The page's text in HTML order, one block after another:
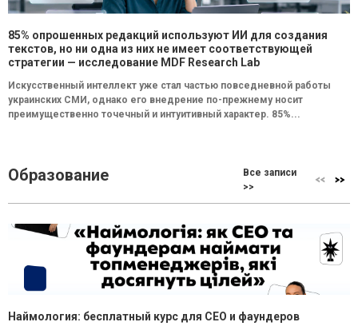
85% опрошенных редакций используют ИИ для создания
текстов, но ни одна из них не имеет соответствующей
стратегии — исследование MDF Research Lab
Искусственный интеллект уже стал частью повседневной работы
украинских СМИ, однако его внедрение по-прежнему носит
преимущественно точечный и интуитивный характер. 85%...
Образование
Все записи
>>
Наймология: бесплатный курс для CEO и фаундеров